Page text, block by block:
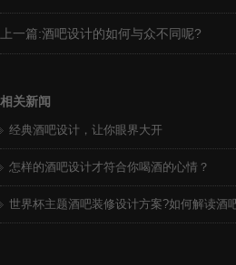
上一篇:酒吧设计的如何与众不同呢?
相关新闻
经典酒吧设计，让你眼界大开
怎样的酒吧设计才符合你喝酒的心情？
世界杯主题酒吧装修设计方案?如何解读酒